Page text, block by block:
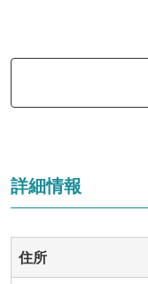
詳細情報
住所